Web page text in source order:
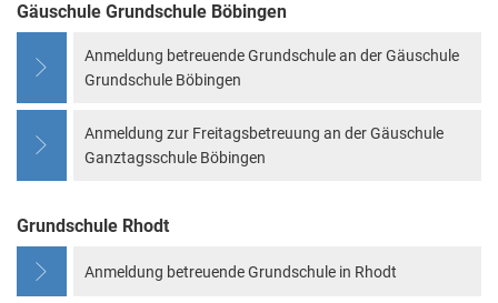
Gäuschule Grundschule Böbingen
Anmeldung betreuende Grundschule an der Gäuschule
Grundschule Böbingen
Anmeldung zur Freitagsbetreuung an der Gäuschule
Ganztagsschule Böbingen
Grundschule Rhodt
Anmeldung betreuende Grundschule in Rhodt